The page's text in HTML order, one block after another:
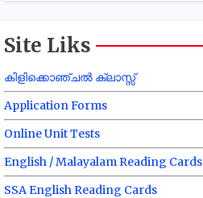
Site Liks
കിളിക്കൊഞ്ചൽ ക്ലാസ്സ്
Application Forms
Online Unit Tests
English / Malayalam Reading Cards
SSA English Reading Cards